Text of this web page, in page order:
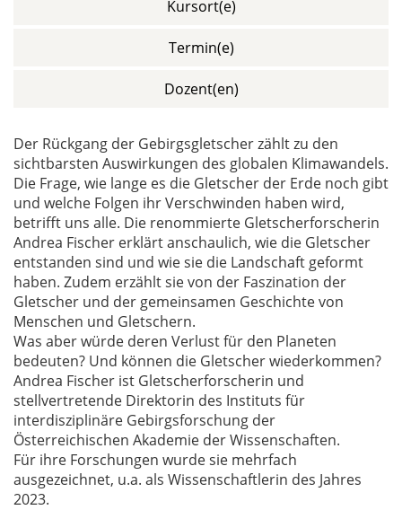
Kursort(e)
Termin(e)
Dozent(en)
Der Rückgang der Gebirgsgletscher zählt zu den
sichtbarsten Auswirkungen des globalen Klimawandels.
Die Frage, wie lange es die Gletscher der Erde noch gibt
und welche Folgen ihr Verschwinden haben wird,
betrifft uns alle. Die renommierte Gletscherforscherin
Andrea Fischer erklärt anschaulich, wie die Gletscher
entstanden sind und wie sie die Landschaft geformt
haben. Zudem erzählt sie von der Faszination der
Gletscher und der gemeinsamen Geschichte von
Menschen und Gletschern.
Was aber würde deren Verlust für den Planeten
bedeuten? Und können die Gletscher wiederkommen?
Andrea Fischer ist Gletscherforscherin und
stellvertretende Direktorin des Instituts für
interdisziplinäre Gebirgsforschung der
Österreichischen Akademie der Wissenschaften.
Für ihre Forschungen wurde sie mehrfach
ausgezeichnet, u.a. als Wissenschaftlerin des Jahres
2023.